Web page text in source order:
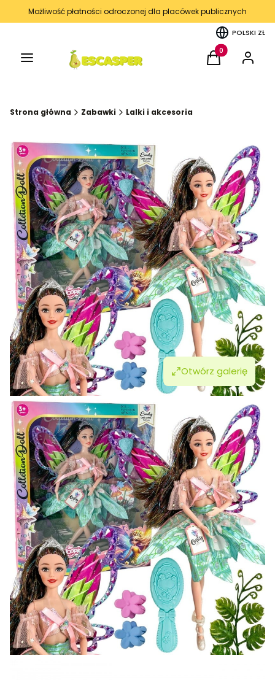
Możliwość płatności odroczonej dla placówek publicznych
POLSKI ZŁ
Menu Produkty w
Koszyk Zaloguj
Strona główna Zabawki Lalki i akcesoria
Otwórz galerię